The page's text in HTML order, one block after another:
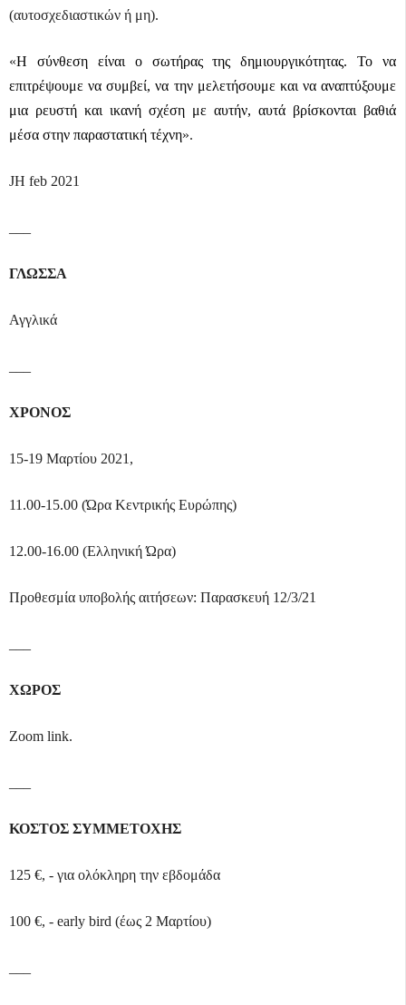
(αυτοσχεδιαστικών ή μη).
«Η σύνθεση είναι ο σωτήρας της δημιουργικότητας. Το να
επιτρέψουμε να συμβεί, να την μελετήσουμε και να αναπτύξουμε
μια ρευστή και ικανή σχέση με αυτήν, αυτά βρίσκονται βαθιά
μέσα στην παραστατική τέχνη».
JH feb 2021
ΓΛΩΣΣΑ
Αγγλικά
ΧΡΟΝΟΣ
15-19 Μαρτίου 2021,
11.00-15.00 (Ώρα Κεντρικής Ευρώπης)
12.00-16.00 (Ελληνική Ώρα)
Προθεσμία υποβολής αιτήσεων: Παρασκευή 12/3/21
ΧΩΡΟΣ
Zoom link.
ΚΟΣΤΟΣ ΣΥΜΜΕΤΟΧΗΣ
125 €, - για ολόκληρη την εβδομάδα
100 €, - early bird (έως 2 Μαρτίου)